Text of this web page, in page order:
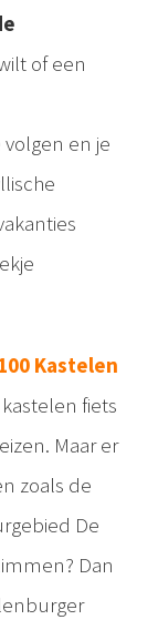
of een
en je
Kastelen
fiets
Maar er
zoals de
De
Dan